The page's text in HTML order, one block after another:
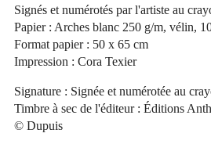
Signés et numérotés par l'artiste au
Papier : Arches blanc 250 g/m, vélin,
Format papier : 50 x 65 cm
Impression : Cora Texier
Signature : Signée et numérotée au
Timbre à sec de l'éditeur : Éditions
© Dupuis